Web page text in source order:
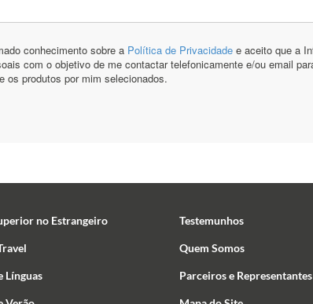
no Estrangeiro
Línguas
Testemunhos
Quem Somos
Parceiros e Representantes